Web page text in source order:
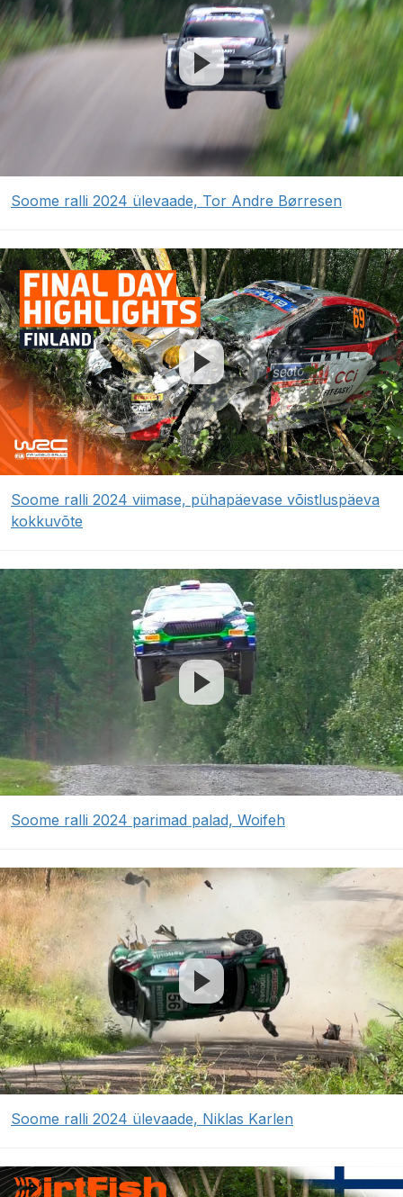
Soome ralli 2024 ülevaade, Tor Andre Børresen
Soome ralli 2024 viimase, pühapäevase võistluspäeva
kokkuvõte
Soome ralli 2024 parimad palad, Woifeh
Soome ralli 2024 ülevaade, Niklas Karlen